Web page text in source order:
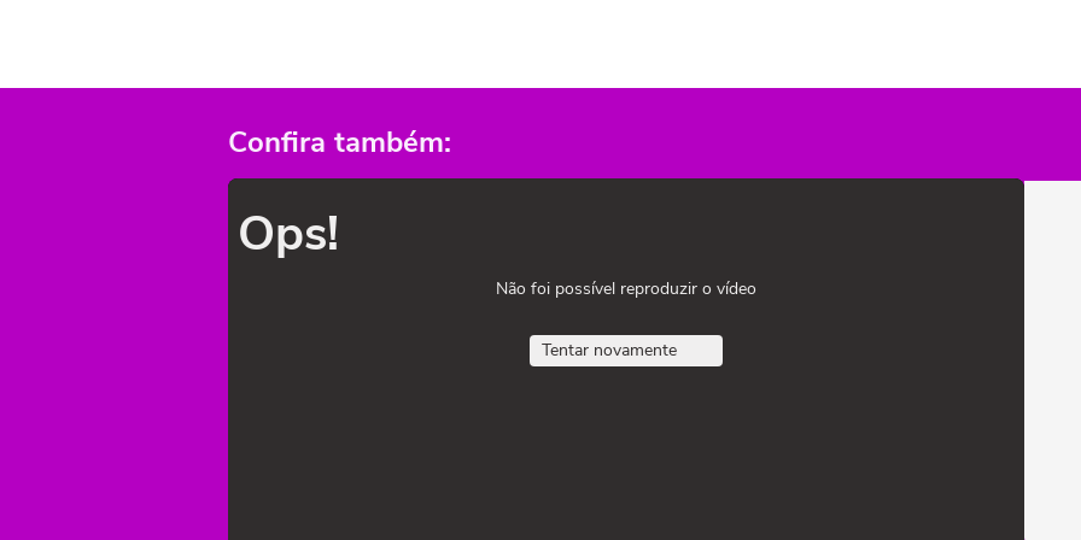
Confira também:
Ops!
Não foi possível reproduzir o vídeo
Tentar novamente